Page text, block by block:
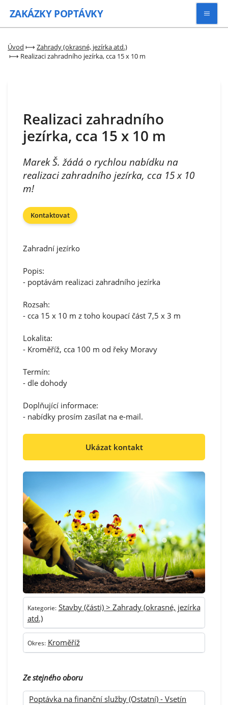
ZAKÁZKY POPTÁVKY
Vyhledávat
Zaregistrovat se
Úvod ⟼ Zahrady (okrasné, jezírka atd.)
⟼ Realizaci zahradního jezírka, cca 15 x 10 m
Realizaci zahradního
jezírka, cca 15 x 10 m
Marek Š. žádá o rychlou nabídku na
realizaci zahradního jezírka, cca 15 x 10
m!
Kontaktovat
Zahradní jezírko
Popis:
- poptávám realizaci zahradního jezírka
Rozsah:
- cca 15 x 10 m z toho koupací část 7,5 x 3 m
Lokalita:
- Kroměříž, cca 100 m od řeky Moravy
Termín:
- dle dohody
Doplňující informace:
- nabídky prosím zasílat na e-mail.
Ukázat kontakt
Kategorie: Stavby (části) > Zahrady (okrasné, jezírka
atd.)
Okres: Kroměříž
Ze stejného oboru
Poptávka na finanční služby (Ostatní) - Vsetín